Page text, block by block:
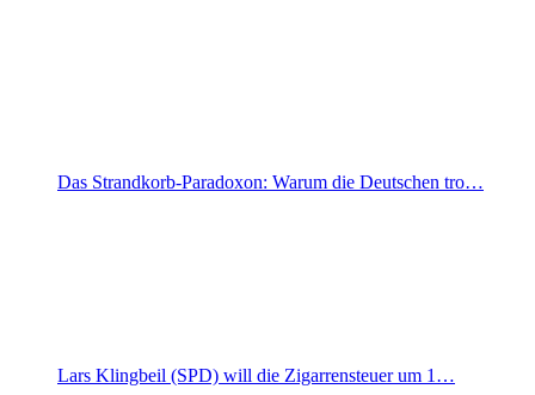
Das Strandkorb-Paradoxon: Warum die Deutschen tro…
Lars Klingbeil (SPD) will die Zigarrensteuer um 1…